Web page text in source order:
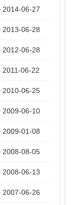
2014-06-27
2013-06-28
2012-06-28
2011-06-22
2010-06-25
2009-06-10
2009-01-08
2008-08-05
2008-06-13
2007-06-26